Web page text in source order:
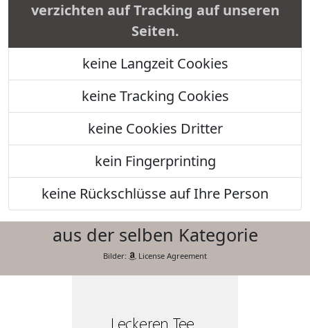
verzichten auf Tracking auf unseren
Seiten.
keine Langzeit Cookies
keine Tracking Cookies
keine Cookies Dritter
kein Fingerprinting
keine Rückschlüsse auf Ihre Person
aus der selben Kategorie
Bilder: License Agreement